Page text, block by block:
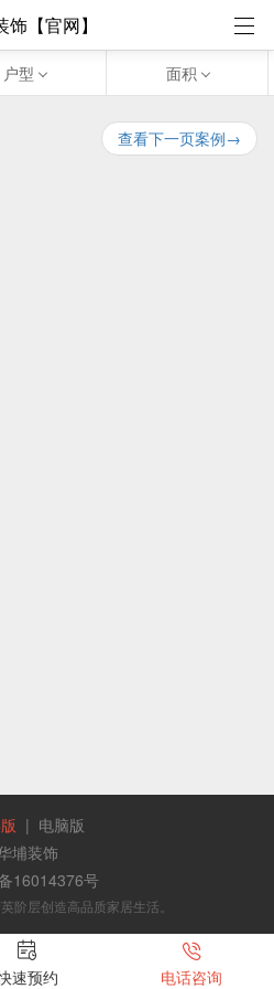
饰【官网】
户型 面积
查看下一页案例→
| 电脑版
埔装饰
16014376号
阶层创造高品质家居生活。

速预约

电话咨询